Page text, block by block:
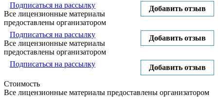
Добавить отзыв
Подписаться на рассылку
Все лицензионные материалы
предоставлены организатором
Добавить отзыв
Подписаться на рассылку
Все лицензионные материалы
предоставлены организатором
Добавить отзыв
Подписаться на рассылку
Стоимость
Все лицензионные материалы предоставлены организатором